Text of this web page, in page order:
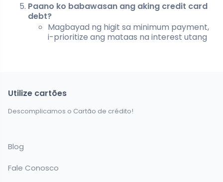
Paano ko babawasan ang aking credit card
debt?
Magbayad ng higit sa minimum payment,
i-prioritize ang mataas na interest utang
Utilize cartões
Descomplicamos o Cartão de crédito!
Blog
Fale Conosco